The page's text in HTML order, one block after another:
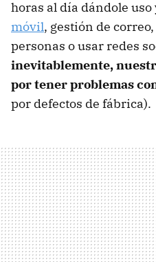
horas al día dándole uso
móvil, gestión de
personas o usar redes
inevitablemente,
por tener problemas
por defectos de fábrica).